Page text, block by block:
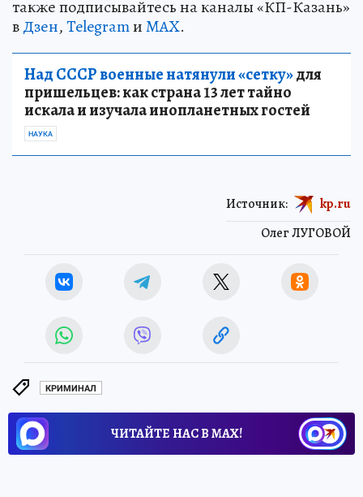
также подписывайтесь на каналы «КП-Казань»
вДзен,TelegramиMAX.
Над СССР военные натянули «сетку»для
пришельцев: как страна 13 лет тайно
искала и изучала инопланетных гостей
НАУКА
Олег ЛУГОВОЙ
Источник: kp.ru
КРИМИНАЛ
ЧИТАЙТЕ НАС В МАХ!